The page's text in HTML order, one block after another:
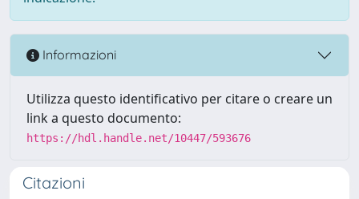
Informazioni
Utilizza questo identificativo per citare o creare un
link a questo documento:
https://hdl.handle.net/10447/593676
Citazioni